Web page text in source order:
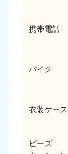
携帯電話
バイク
衣装ケース
ビーズ
9:00〜19:00
050-
9:00〜19:00
050-
9:00〜19:00